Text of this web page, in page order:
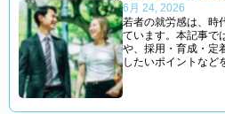
6月 24, 2026
若者の就労感は、時
ています。本記事で
や、採用・育成・定
したいポイントなど